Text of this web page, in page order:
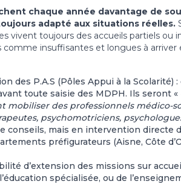
chaque année davantage de
adapté aux situations réelles.
vivent toujours des accueils partiels ou
insuffisantes et longues à
des P.A.S (Pôles Appui à la Scolarité)
toute saisie des MDPH. Ils seront «
mobiliser des professionnels médico-
psychomotriciens,
conseils, mais en intervention directe
préfigurateurs (Aisne, Côte
d’extension des missions sur
spécialisée, ou de